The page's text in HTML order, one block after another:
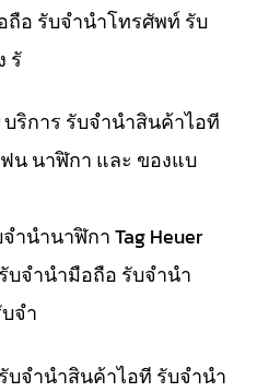
อ รับจำนำโทรศัพท์ รับ
รั
บริการ รับจำนำสินค้าไอที
น นาฬิกา และ ของแบ
ำนำนาฬิกา Tag Heuer
บจำนำมือถือ รับจำนำ
จำ
บจำนำสินค้าไอที รับจำนำ